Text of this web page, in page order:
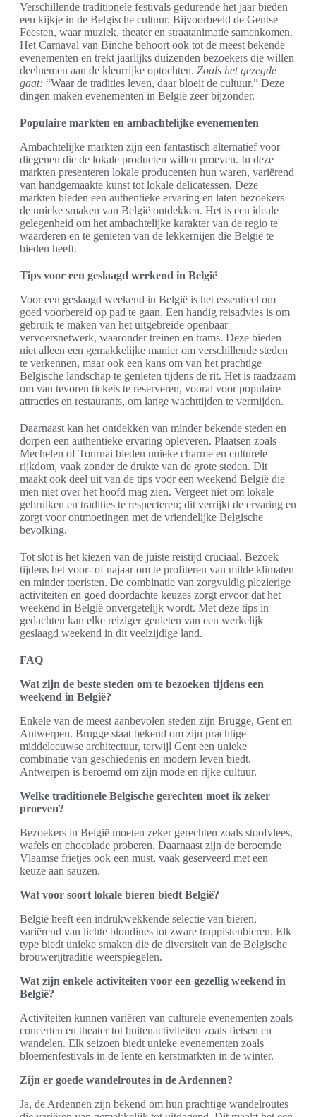
Verschillende traditionele festivals gedurende het jaar bieden
een kijkje in de Belgische cultuur. Bijvoorbeeld de Gentse
Feesten, waar muziek, theater en straatanimatie samenkomen.
Het Carnaval van Binche behoort ook tot de meest bekende
evenementen en trekt jaarlijks duizenden bezoekers die willen
deelnemen aan de kleurrijke optochten. Zoals het gezegde
gaat: “Waar de tradities leven, daar bloeit de cultuur.” Deze
dingen maken evenementen in België zeer bijzonder.
Populaire markten en ambachtelijke evenementen
Ambachtelijke markten zijn een fantastisch alternatief voor
diegenen die de lokale producten willen proeven. In deze
markten presenteren lokale producenten hun waren, variërend
van handgemaakte kunst tot lokale delicatessen. Deze
markten bieden een authentieke ervaring en laten bezoekers
de unieke smaken van België ontdekken. Het is een ideale
gelegenheid om het ambachtelijke karakter van de regio te
waarderen en te genieten van de lekkernijen die België te
bieden heeft.
Tips voor een geslaagd weekend in België
Voor een geslaagd weekend in België is het essentieel om
goed voorbereid op pad te gaan. Een handig reisadvies is om
gebruik te maken van het uitgebreide openbaar
vervoersnetwerk, waaronder treinen en trams. Deze bieden
niet alleen een gemakkelijke manier om verschillende steden
te verkennen, maar ook een kans om van het prachtige
Belgische landschap te genieten tijdens de rit. Het is raadzaam
om van tevoren tickets te reserveren, vooral voor populaire
attracties en restaurants, om lange wachttijden te vermijden.
Daarnaast kan het ontdekken van minder bekende steden en
dorpen een authentieke ervaring opleveren. Plaatsen zoals
Mechelen of Tournai bieden unieke charme en culturele
rijkdom, vaak zonder de drukte van de grote steden. Dit
maakt ook deel uit van de tips voor een weekend België die
men niet over het hoofd mag zien. Vergeet niet om lokale
gebruiken en tradities te respecteren; dit verrijkt de ervaring en
zorgt voor ontmoetingen met de vriendelijke Belgische
bevolking.
Tot slot is het kiezen van de juiste reistijd cruciaal. Bezoek
tijdens het voor- of najaar om te profiteren van milde klimaten
en minder toeristen. De combinatie van zorgvuldig plezierige
activiteiten en goed doordachte keuzes zorgt ervoor dat het
weekend in België onvergetelijk wordt. Met deze tips in
gedachten kan elke reiziger genieten van een werkelijk
geslaagd weekend in dit veelzijdige land.
FAQ
Wat zijn de beste steden om te bezoeken tijdens een
weekend in België?
Enkele van de meest aanbevolen steden zijn Brugge, Gent en
Antwerpen. Brugge staat bekend om zijn prachtige
middeleeuwse architectuur, terwijl Gent een unieke
combinatie van geschiedenis en modern leven biedt.
Antwerpen is beroemd om zijn mode en rijke cultuur.
Welke traditionele Belgische gerechten moet ik zeker
proeven?
Bezoekers in België moeten zeker gerechten zoals stoofvlees,
wafels en chocolade proberen. Daarnaast zijn de beroemde
Vlaamse frietjes ook een must, vaak geserveerd met een
keuze aan sauzen.
Wat voor soort lokale bieren biedt België?
België heeft een indrukwekkende selectie van bieren,
variërend van lichte blondines tot zware trappistenbieren. Elk
type biedt unieke smaken die de diversiteit van de Belgische
brouwerijtraditie weerspiegelen.
Wat zijn enkele activiteiten voor een gezellig weekend in
België?
Activiteiten kunnen variëren van culturele evenementen zoals
concerten en theater tot buitenactiviteiten zoals fietsen en
wandelen. Elk seizoen biedt unieke evenementen zoals
bloemenfestivals in de lente en kerstmarkten in de winter.
Zijn er goede wandelroutes in de Ardennen?
Ja, de Ardennen zijn bekend om hun prachtige wandelroutes